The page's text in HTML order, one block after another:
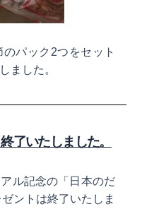
のパック2つをセット
ました。
了いたしました。
ル記念の「日本のだ
ントは終了いたしま